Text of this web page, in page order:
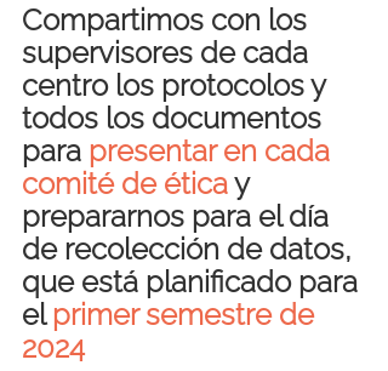
Compartimos con los
supervisores de cada
centro los protocolos y
todos los documentos
para presentar en cada
comité de ética y
prepararnos para el día
de recolección de datos,
que está planificado para
el primer semestre de
2024